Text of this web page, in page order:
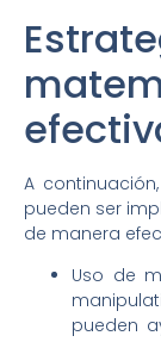
A
pueden ser
de manera
Uso de
pueden